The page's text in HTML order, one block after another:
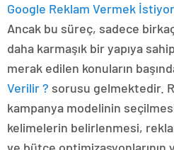
Google Reklam Vermek
Ancak bu süreç, sadece
daha karmaşık bir yapıya
merak edilen konuların
Verilir ? sorusu gelmektedir.
kampanya modelinin
kelimelerin belirlenmesi,